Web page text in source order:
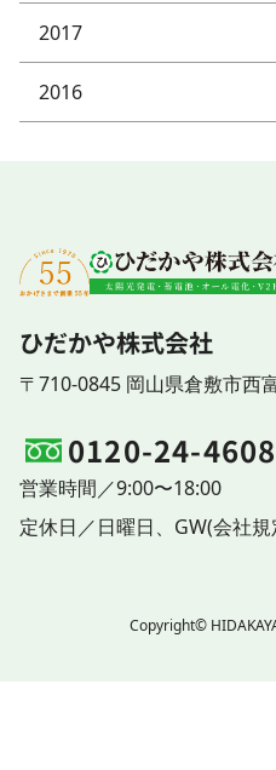
2017
2016
ひだかや株式会社
〒710-0845 岡山県倉敷市西
0120-24-4608
営業時間／9:00〜18:00
定休日／日曜日、 GW(会社規
Copyright©